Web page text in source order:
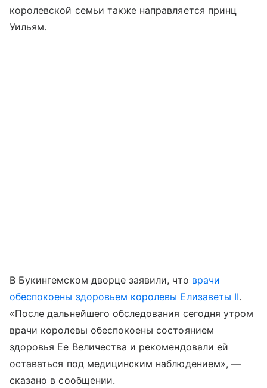
королевской семьи также направляется принц
Уильям.
В Букингемском дворце заявили, что врачи
обеспокоены здоровьем королевы Елизаветы II.
«После дальнейшего обследования сегодня утром
врачи королевы обеспокоены состоянием
здоровья Ее Величества и рекомендовали ей
оставаться под медицинским наблюдением», —
сказано в сообщении.